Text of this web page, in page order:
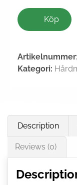
Köp
Artikelnummer:
Kategori:
Description
Reviews (0)